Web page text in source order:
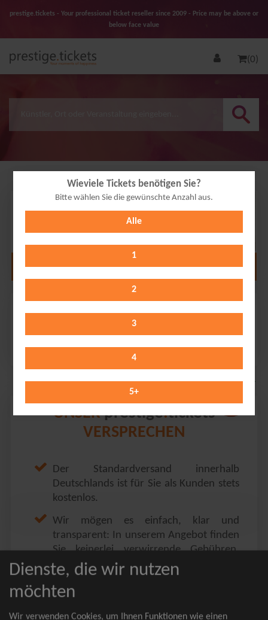
prestige.tickets - Your professional ticket reseller since 2009 - Price may be above or
below face value
(0)
Wieviele Tickets benötigen Sie?
Bitte wählen Sie die gewünschte Anzahl aus.
Alle
1
2
3
4
5+
29
Alle Termine anzeigen
Seaside Beach Baldeney // Essen
Saturday 29.08.2026
UNSERprestige.tickets
VERSPRECHEN
Der Standardversand innerhalb
Deutschlands ist für Sie als Kunden stets
kostenlos.
Wir mögen es einfach, klar und
transparent: In unserem Angebot finden
Sie keinerlei verwirrende Gebühren,
Zusatzangebote oder ähnliches.
Sie erhalten ausschließlich
zusammenhängende Sitzplätze, welche
nach der Bestplatzbuchung vergeben
Dienste, die wir nutzen
möchten
Wir verwenden Cookies, um Ihnen Funktionen wie einen